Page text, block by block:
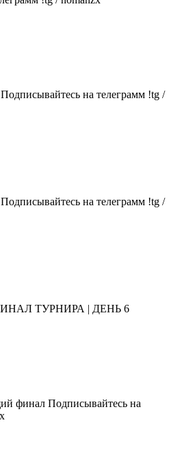
на телеграмм !tg /
на телеграмм !tg /
ТУРНИРА | ДЕНЬ 6
финал Подписывайтесь на